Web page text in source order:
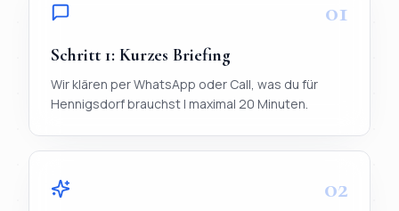
01
Schritt 1: Kurzes Briefing
Wir klären per WhatsApp oder Call, was du für
Hennigsdorf brauchst | maximal 20 Minuten.
02